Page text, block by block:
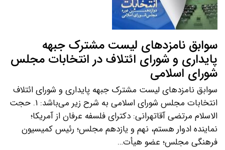
سوابق نامزدهای لیست مشترک جبهه
پایداری و شورای ائتلاف در انتخابات مجلس
شورای اسلامی
سوابق نامزدهای لیست مشترک جبهه پایداری و شورای ائتلاف
انتخابات مجلس شورای اسلامی به شرح زیر می‌باشد: ۱. حجت
الاسلام مرتضی آقاتهرانی: دکترای فلسفه عرفان از آمریکا؛
نماینده ادوار هستم، نهم و یازدهم مجلس؛ رئیس کمیسیون
فرهنگی مجلس؛ عضو هیأت…